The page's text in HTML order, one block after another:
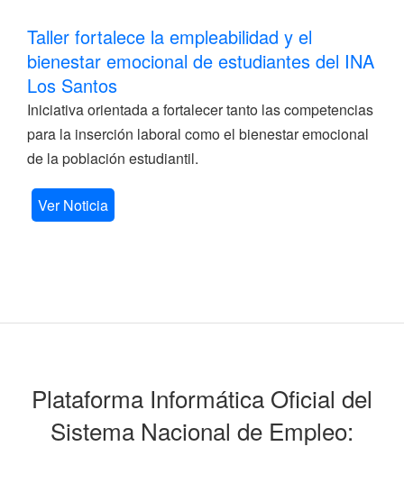
Taller fortalece la empleabilidad y el
bienestar emocional de estudiantes del INA
Los Santos
Iniciativa orientada a fortalecer tanto las competencias
para la inserción laboral como el bienestar emocional
de la población estudiantil.
Ver Noticia
Plataforma Informática Oficial del
Sistema Nacional de Empleo: